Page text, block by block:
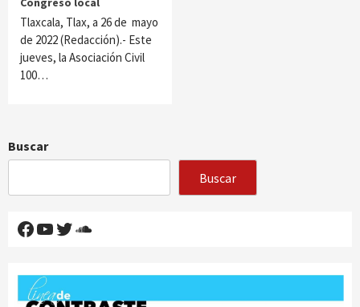
Tlaxcala, Tlax, a 26 de mayo
de 2022 (Redacción).- Este
jueves, la Asociación Civil
100…
Buscar
Buscar
Facebook
YouTube
Twitter
SoundCloud